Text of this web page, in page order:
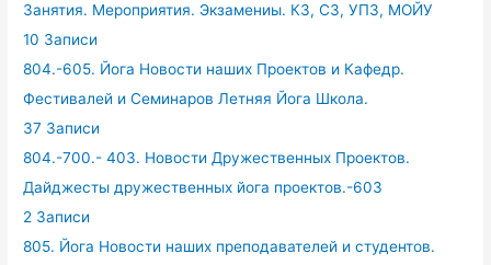
Занятия. Мероприятия. Экзамениы. КЗ, СЗ, УПЗ, МОЙУ
10 Записи
804.-605. Йога Новости наших Проектов и Кафедр.
Фестивалей и Семинаров Летняя Йога Школа.
37 Записи
804.-700.- 403. Новости Дружественных Проектов.
Дайджесты дружественных йога проектов.-603
2 Записи
805. Йога Новости наших преподавателей и студентов.